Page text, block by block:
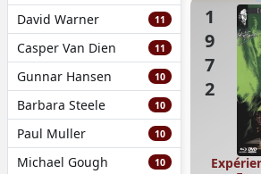
David Warner 11
Casper Van Dien 11
Gunnar Hansen 10
Barbara Steele 10
Paul Muller 10
Michael Gough 10
1972